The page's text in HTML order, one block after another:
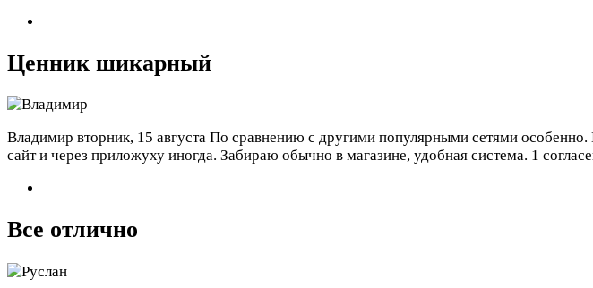
Ценник шикарный
Владимир вторник, 15 августа По сравнению с другими популярными сетями
сайт и через приложуху иногда. Забираю обычно в магазине, удобная система. 1
Все отлично